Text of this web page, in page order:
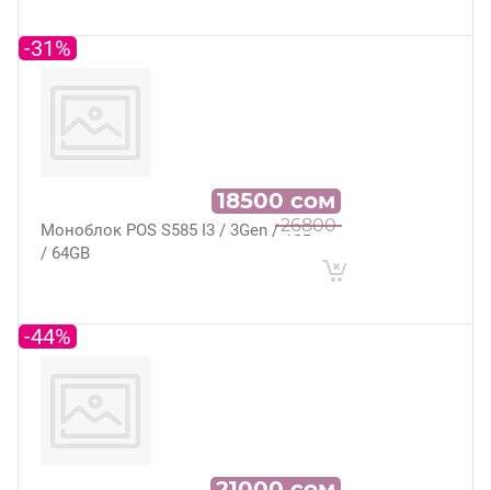
Моноблок POS S585 I3 / 3Gen / 4GB
/ 64GB
-31%
26800
18500 сом
-44%